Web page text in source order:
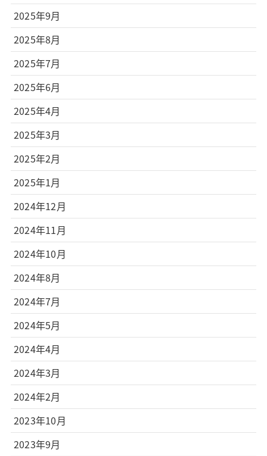
2025年9月
2025年8月
2025年7月
2025年6月
2025年4月
2025年3月
2025年2月
2025年1月
2024年12月
2024年11月
2024年10月
2024年8月
2024年7月
2024年5月
2024年4月
2024年3月
2024年2月
2023年10月
2023年9月